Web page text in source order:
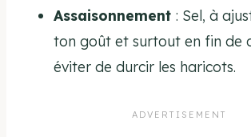
Assaisonnement: Sel, à
ton goût et surtout en fin de
éviter de durcir les haricots.